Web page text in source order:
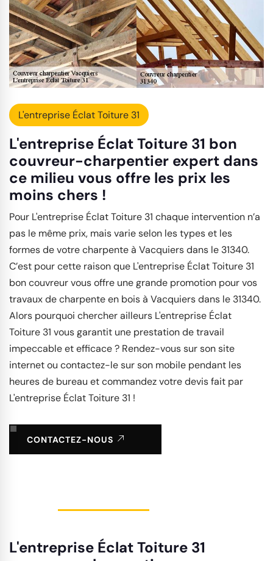
L'entreprise Éclat Toiture 31
L'entreprise Éclat Toiture 31 bon
couvreur-charpentier expert dans
ce milieu vous offre les prix les
moins chers !
Pour L'entreprise Éclat Toiture 31 chaque intervention n’a
pas le même prix, mais varie selon les types et les
formes de votre charpente à Vacquiers dans le 31340.
C’est pour cette raison que L'entreprise Éclat Toiture 31
bon couvreur vous offre une grande promotion pour vos
travaux de charpente en bois à Vacquiers dans le 31340.
Alors pourquoi chercher ailleurs L'entreprise Éclat
Toiture 31 vous garantit une prestation de travail
impeccable et efficace ? Rendez-vous sur son site
internet ou contactez-le sur son mobile pendant les
heures de bureau et commandez votre devis fait par
L'entreprise Éclat Toiture 31 !
CONTACTEZ-NOUS
L'entreprise Éclat Toiture 31